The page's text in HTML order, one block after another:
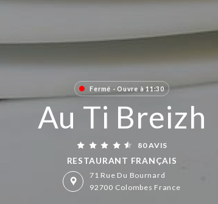
Fermé - Ouvre à 11:30
Au Ti Breizh
80 AVIS
RESTAURANT FRANÇAIS
71 Rue Du Bournard
92700 Colombes France